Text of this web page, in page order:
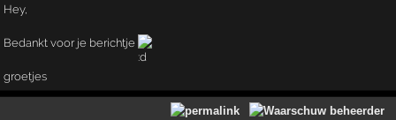
Hey,
Bedankt voor je berichtje
groetjes